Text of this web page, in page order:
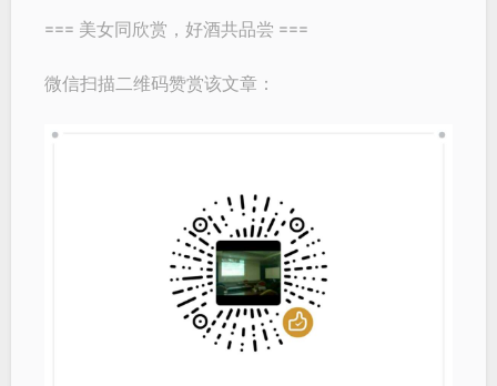
=== 美女同欣赏，好酒共品尝 ===
微信扫描二维码赞赏该文章：